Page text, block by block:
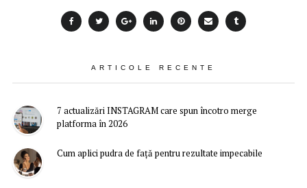
ARTICOLE RECENTE
7 actualizări INSTAGRAM care spun încotro merge
platforma în 2026
Cum aplici pudra de față pentru rezultate impecabile